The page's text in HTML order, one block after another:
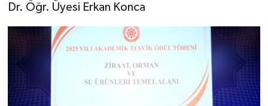
Dr. Öğr. Üyesi Erkan Konca